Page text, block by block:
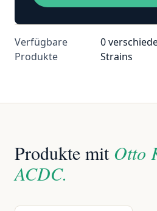
Verfügbare
Produkte
0
Strains
Produkte mit Otto
ACDC.